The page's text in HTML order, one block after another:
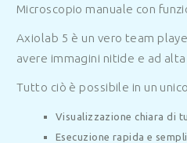
Microscopio manuale con
Axiolab 5 è un vero team
avere immagini nitide e ad
Tutto ciò è possibile in un
Visualizzazione chiara di
Esecuzione rapida e